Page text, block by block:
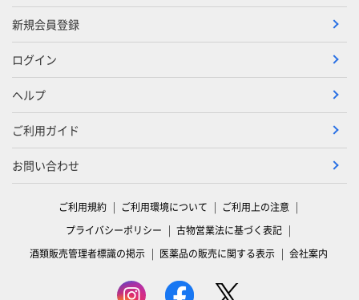
新規会員登録
ログイン
ヘルプ
ご利用ガイド
お問い合わせ
ご利用規約 ご利用環境について
ご利用上の注意
プライバシーポリシー
古物営業法に基づく表記
酒類販売管理者標識の掲示
医薬品の販売に関する表示 会社案内